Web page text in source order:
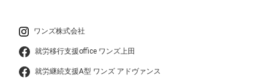
ワンズ株式会社
就労移行支援office ワンズ上田
就労継続支援A型 ワンズ アドヴァンス